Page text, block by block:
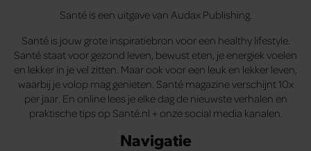
Santé is een uitgave van Audax Publishing.
Santé is jouw grote inspiratiebron voor een healthy lifestyle.
Santé staat voor gezond leven, bewust eten, je energiek voelen
en lekker in je vel zitten. Maar ook voor een leuk en lekker leven,
waarbij je volop mag genieten. Santé magazine verschijnt 10x
per jaar. En online lees je elke dag de nieuwste verhalen en
praktische tips op Santé.nl + onze social media kanalen.
Navigatie